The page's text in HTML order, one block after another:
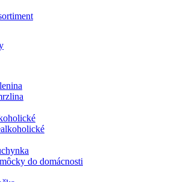
do domácnosti